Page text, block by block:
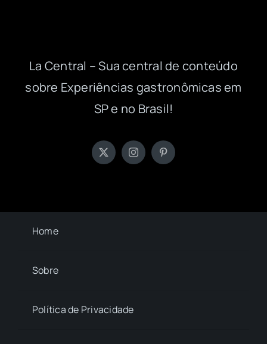
La Central – Sua central de conteúdo
sobre Experiências gastronômicas em
SP e no Brasil!
Home
Sobre
Política de Privacidade